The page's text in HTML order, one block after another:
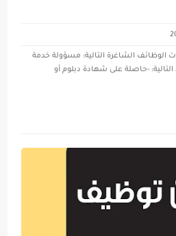
الوظائف الشاغرة التالية: مسؤولة خدمة
-حاصلة على شهادة دبلوم أو